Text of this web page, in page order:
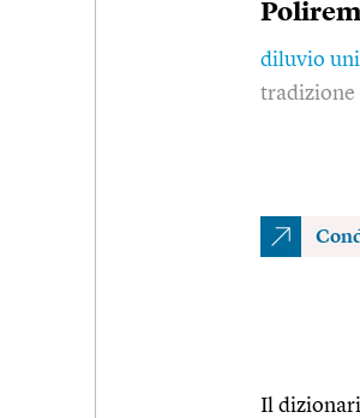
diluvio
tradizione
Il